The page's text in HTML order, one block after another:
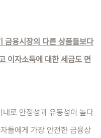
금융시장의 다른 상품들보다
이자소득에 대한 세금도 면
로 안정성과 유동성이 높다.
들에게 가장 안전한 금융상